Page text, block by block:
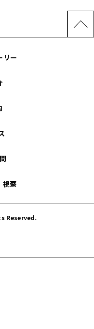
リー
視察
Reserved.